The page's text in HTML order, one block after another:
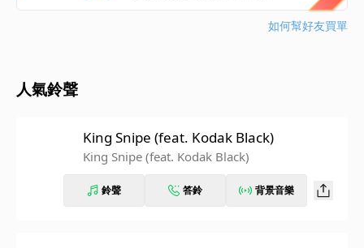
如何幫好友買單
人氣鈴聲
King Snipe (feat. Kodak Black)
King Snipe (feat. Kodak Black)
鈴聲 答鈴 背景音樂